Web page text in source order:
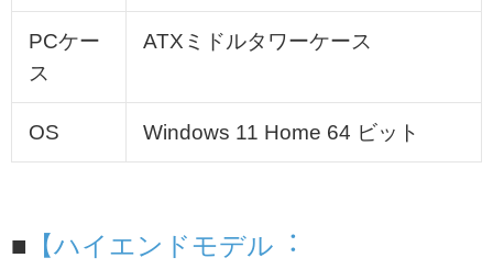
PCケー
ス
ATXミドルタワーケース
OS Windows 11 Home 64 ビット
■ 【ハイエンドモデル︓